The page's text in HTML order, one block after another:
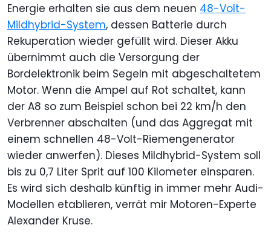
Energie erhalten sie aus dem neuen 48-Volt-
Mildhybrid-System, dessen Batterie durch
Rekuperation wieder gefüllt wird. Dieser Akku
übernimmt auch die Versorgung der
Bordelektronik beim Segeln mit abgeschaltetem
Motor. Wenn die Ampel auf Rot schaltet, kann
der A8 so zum Beispiel schon bei 22 km/h den
Verbrenner abschalten (und das Aggregat mit
einem schnellen 48-Volt-Riemengenerator
wieder anwerfen). Dieses Mildhybrid-System soll
bis zu 0,7 Liter Sprit auf 100 Kilometer einsparen.
Es wird sich deshalb künftig in immer mehr Audi-
Modellen etablieren, verrät mir Motoren-Experte
Alexander Kruse.